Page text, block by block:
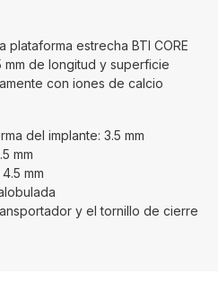
estrecha BTI CORE
mm de longitud y superficie
con iones de calcio
del implante: 3.5 mm
mm
mm
y el tornillo de cierre